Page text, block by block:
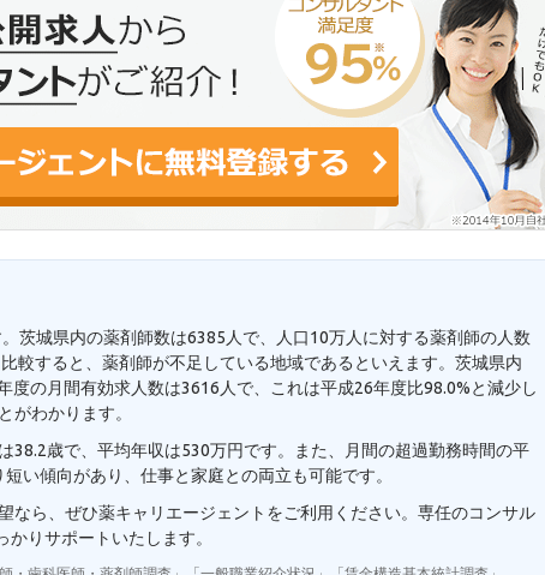
茨城県内の薬剤師数は6385人で、人口10万人に対する薬剤師の人数
較すると、薬剤師が不足している地域であるといえます。茨城県内
度の月間有効求人数は3616人で、これは平成26年度比98.0%と減少し
がわかります。
38.2歳で、平均年収は530万円です。また、月間の超過勤務時間の平
い傾向があり、仕事と家庭との両立も可能です。
なら、ぜひ薬キャリエージェントをご利用ください。専任のコンサル
りサポートいたします。